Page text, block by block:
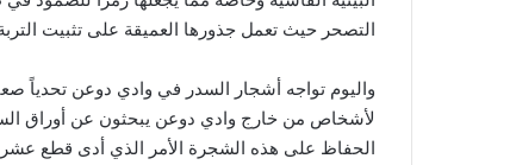
التصحر حيث تعمل جذورها العميقة على تثبيت
واليوم تواجه أشجار السدر في وادي دوعن تحدياً
لأشخاص من خارج وادي دوعن يبحثون عن أوراق
الحفاظ على هذه الشجرة الأمر الذي أدى قطع